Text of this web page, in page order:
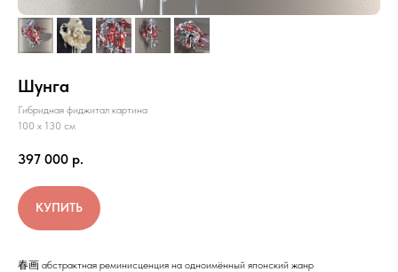
Шунга
Гибридная фиджитал картина
100 х 130 см
397 000 р.
КУПИТЬ
春画 абстрактная реминисценция на одноимённый японский жанр